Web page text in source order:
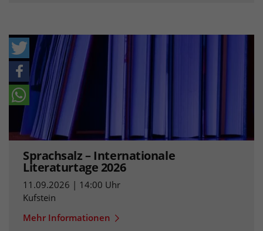
Sprachsalz – Internationale
Literaturtage 2026
11.09.2026 | 14:00 Uhr
Kufstein
Mehr Informationen